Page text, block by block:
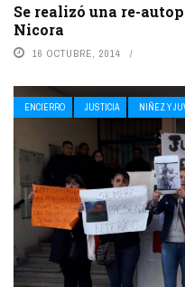
Se realizó una re-
Nicora
16 OCTUBRE, 2014
ENCIERRO JUSTICIA NIÑEZ Y